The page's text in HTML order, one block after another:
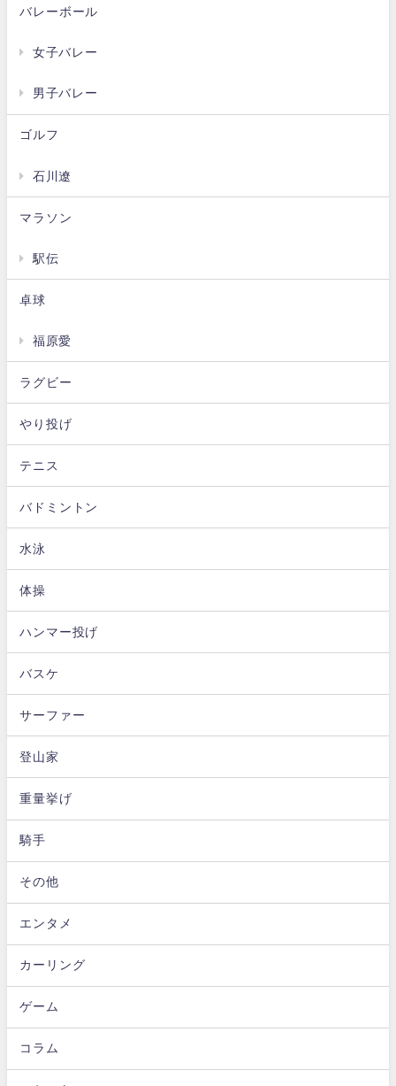
バレーボール
女子バレー
男子バレー
ゴルフ
石川遼
マラソン
駅伝
卓球
福原愛
ラグビー
やり投げ
テニス
バドミントン
水泳
体操
ハンマー投げ
バスケ
サーファー
登山家
重量挙げ
騎手
その他
エンタメ
カーリング
ゲーム
コラム